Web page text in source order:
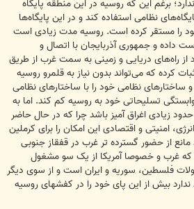
برغم این که روسیه در این منطقه پایگاه
نظامی استفاده کند و در این پایگاه‌ها
را مستقر کرده است. روسیه مدت زیادی است
داده و جمهوری آذربایجان با اتصال و
راه‌های دریایی و زمینی به سمت غرب از طریق
کرده که می‌تواند بدون نیاز به قلمرو روسیه
نظامی خود را با ساختارهای نظامی
تسلیحاتی خود به روسیه کم کند. اما به
زیادی اغراق آمیز باشد چرا که در حال حاضر
امنیتی و اقتصادی این امکان را برای کرملین
مانع از حضور گسترده تر غرب در قفقاز جنوبی
که غرب و خصوصا آمریکا از یک سو مشغول
فلسطین، سوریه و ایران است و از سوی دیگر
بیش از این پای خود را در کفشهای روسیه